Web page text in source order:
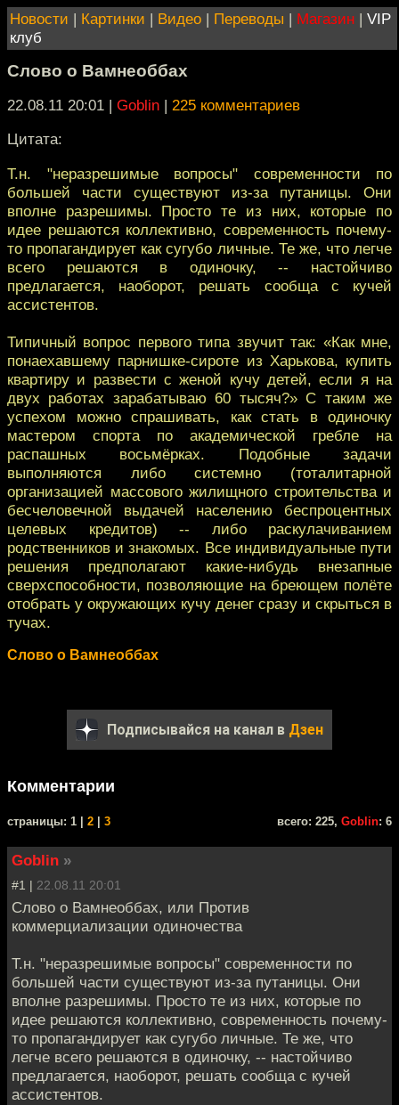
Новости | Картинки | Видео | Переводы | Магазин | VIP
клуб
Слово о Вамнеоббах
22.08.11 20:01 | Goblin | 225 комментариев
Цитата:
Т.н. "неразрешимые вопросы" современности по
большей части существуют из-за путаницы. Они
вполне разрешимы. Просто те из них, которые по
идее решаются коллективно, современность почему-
то пропагандирует как сугубо личные. Те же, что легче
всего решаются в одиночку, -- настойчиво
предлагается, наоборот, решать сообща с кучей
ассистентов.
Типичный вопрос первого типа звучит так: «Как мне,
понаехавшему парнишке-сироте из Харькова, купить
квартиру и развести с женой кучу детей, если я на
двух работах зарабатываю 60 тысяч?» С таким же
успехом можно спрашивать, как стать в одиночку
мастером спорта по академической гребле на
распашных восьмёрках. Подобные задачи
выполняются либо системно (тоталитарной
организацией массового жилищного строительства и
бесчеловечной выдачей населению беспроцентных
целевых кредитов) -- либо раскулачиванием
родственников и знакомых. Все индивидуальные пути
решения предполагают какие-нибудь внезапные
сверхспособности, позволяющие на бреющем полёте
отобрать у окружающих кучу денег сразу и скрыться в
тучах.
Слово о Вамнеоббах
Подписывайся на канал в Дзен
Комментарии
cтраницы: 1 | 2 3 всего: 225, Goblin: 6
Goblin »
#1 | 22.08.11 20:01
Слово о Вамнеоббах, или Против
коммерциализации одиночества
Т.н. "неразрешимые вопросы" современности по
большей части существуют из-за путаницы. Они
вполне разрешимы. Просто те из них, которые по
идее решаются коллективно, современность почему-
то пропагандирует как сугубо личные. Те же, что
легче всего решаются в одиночку, -- настойчиво
предлагается, наоборот, решать сообща с кучей
ассистентов.